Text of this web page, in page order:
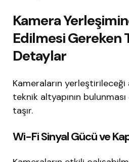
Kamera
Edilmesi Gereken
Detaylar
Kameraların
teknik altyapının
taşır.
Wi-Fi Sinyal Gücü ve